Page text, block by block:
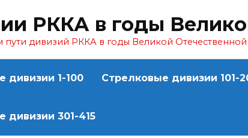
РККА в годы
пути дивизий РККА в годы Великой
дивизии 1-100 Стрелковые дивизии 101-
дивизии 301-415